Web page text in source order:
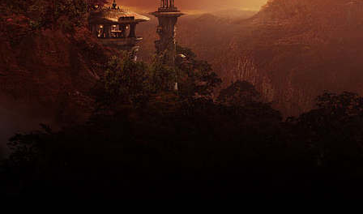
Utilisez l'adresse suivante pour accéder au calendrier des évènements depuis d'autres
charge le format iCal.